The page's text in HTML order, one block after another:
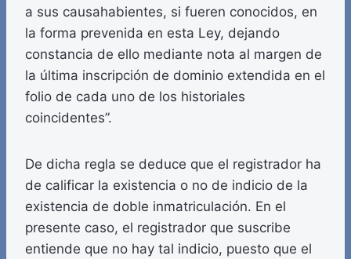
a sus causahabientes, si fueren conocidos, en
la forma prevenida en esta Ley, dejando
constancia de ello mediante nota al margen de
la última inscripción de dominio extendida en el
folio de cada uno de los historiales
coincidentes”.
De dicha regla se deduce que el registrador ha
de calificar la existencia o no de indicio de la
existencia de doble inmatriculación. En el
presente caso, el registrador que suscribe
entiende que no hay tal indicio, puesto que el